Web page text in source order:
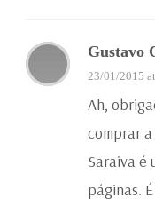
Gustavo
23/01/2015
Ah,
comprar
Saraiva é
páginas.